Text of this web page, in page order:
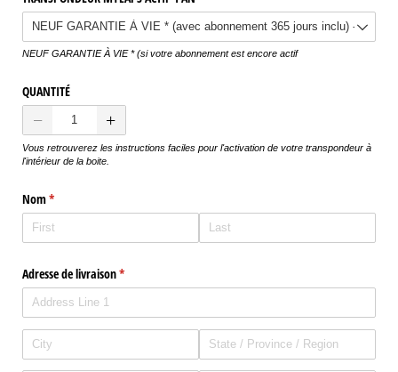
NEUF GARANTIE À VIE * (si votre abonnement est encore actif
QUANTITÉ
Vous retrouverez les instructions faciles pour l'activation de votre transpondeur à
l'intérieur de la boite.
Nom*
(required)
Adresse de livraison*
(required)